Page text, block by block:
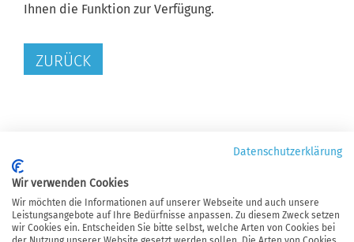
Ihnen die Funktion zur Verfügung.
ZURÜCK
AGB
EULA
Datenschutzerklärung
Wir verwenden Cookies
Wir möchten die Informationen auf unserer Webseite und auch unsere
Leistungsangebote auf Ihre Bedürfnisse anpassen. Zu diesem Zweck setzen
wir Cookies ein. Entscheiden Sie bitte selbst, welche Arten von Cookies bei